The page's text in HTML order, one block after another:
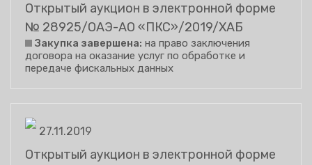
Открытый аукцион в электронной форме
№ 28925/ОАЭ-АО «ПКС»/2019/ХАБ
Закупка завершена: на право заключения
договора на оказание услуг по обработке и
передаче фискальных данных
27.11.2019
Открытый аукцион в электронной форме